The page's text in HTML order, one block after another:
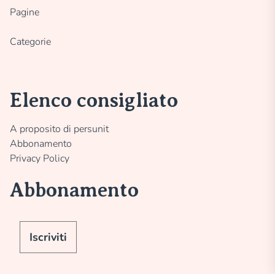
Pagine
Categorie
Elenco consigliato
A proposito di persunit
Abbonamento
Privacy Policy
Abbonamento
Iscriviti